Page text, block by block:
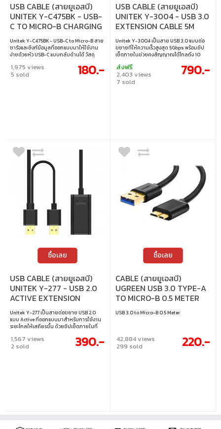
USB CABLE (สายยูเอสบี)
UNITEK Y-C475BK - USB-
C TO MICRO-B CHARGING
CABLE 1M
Unitek Y-C475BK - USB-C to Micro-B สาย
ชาร์จและซิงก์ข้อมูลที่ออกแบบมาให้ใช้งาน
ง่ายด้วยหัว USB-C แบบกลับด้านได้ วัสดุ
ต่ออุปกรณ์ Micro USB กับอุปกรณ์รุ่นใหม่ที่
ใช้ USB-C ใช้งานได้ทั้งชาร์จและโอนถ่าย
1,975 views
5 sold 180.-
USB CABLE (สายยูเอสบี)
UNITEK Y-3004 - USB 3.0
EXTENSION CABLE 5M
Unitek Y-3004 เป็นสาย USB 3.0 แบบต่อ
ขยายที่ให้ความเร็วสูงสุด 5Gbps พร้อมชิป
เซ็ตภายในช่วยคงสัญญาณได้ไกลถึง 10
ให้การเชื่อมต่อเสถียร และยังรองรับ Plug &
Play เหมาะสำหรับอุปกรณ์ที่ต้องการระยะเพิ่ม
ขึ้นโดยไม่ลดประสิทธิภาพ • ความยาว 5 เมตร
ส่งฟรี
2,403 views
7 sold
790.-
ซื้อเลย
USB CABLE (สายยูเอสบี)
UNITEK Y-277 - USB 2.0
ACTIVE EXTENSION
CABLE 5M
Unitek Y-277 เป็นสายต่อขยาย USB 2.0
แบบ Active ที่ออกแบบมาสำหรับการใช้งาน
ระยะไกลให้เสถียรขึ้น ด้วยชิปเซ็ตภายในที่
รองรับความเร็วสูงสุด 480Mbps และยังมี
พอร์ต USB-A สำหรับจ่ายไฟเสริม เหมาะ
1,567 views
2 sold 390.-
ซื้อเลย
CABLE (สายยูเอสบี)
UGREEN USB 3.0 TYPE-A
TO MICRO-B 0.5 METER
[10840]
USB 3.0 to Micro-B 0.5 Meter
42,884 views
299 sold 220.-